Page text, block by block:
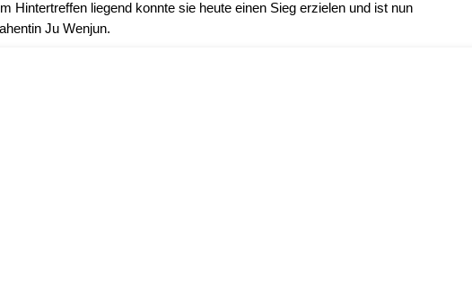
Hintertreffen liegend konnte sie heute einen Sieg erzielen und ist nun
Ju Wenjun.